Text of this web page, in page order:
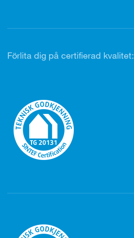
Förlita dig på certifierad kvalitet: